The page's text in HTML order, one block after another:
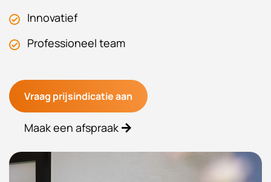
Innovatief
Professioneel team
Vraag prijsindicatie aan
Maak een afspraak